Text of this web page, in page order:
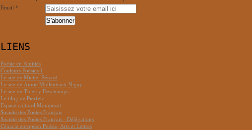
Email
LIENS
Poésie en Amitiés
Couleurs Poésies 1
Le site de Michel Bénard
Le site de Annie Mullenbach-Nigay
Le site de Thierry Deschamps
Le blog de Pierfetz
Espace culturel Mompezat
Société des Poètes Français
Société des Poètes Français - Délégations
Cénacle européen Poésie, Arts et Lettres